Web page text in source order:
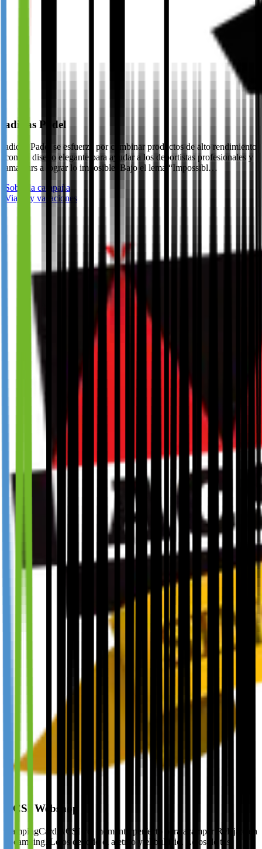
adidas Padel
adidas Padel se esfuerza por combinar productos de alto rendimiento
con un diseño elegante para ayudar a los deportistas profesionales y
amateurs a lograr lo imposible. Bajo el lema “Impossibl…
Sobre la campaña
Viajes y vacaciones
ACSI Webshop
CampingCard ACSI , el momento perfecto para acampar Relájate en
el camping. Lejos de todo el ajetreo y el bullicio. Lejos de tus